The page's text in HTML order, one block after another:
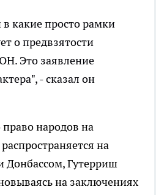
в какие просто рамки
о предвзятости
Это заявление
- сказал он
народов на
на
Донбассом, Гутерриш
на заключениях